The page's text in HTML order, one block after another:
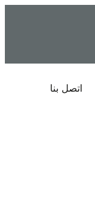
اتصل بنا